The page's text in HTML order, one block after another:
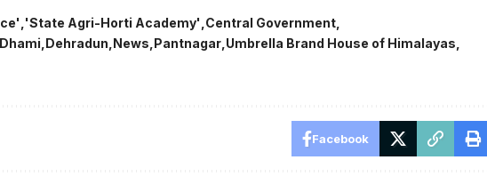
'State Agri-Horti Academy' Central Government
Dehradun News Pantnagar Umbrella Brand House of Himalayas
Facebook